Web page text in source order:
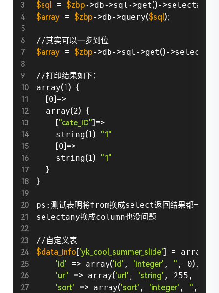
$sql
= $zbp- >db- >sql- >get()- >selectany
$array = $zbp- >db- >query($sql );
$array = $zbp- >db- >sql- >get()- >selectany
//打印结果如下：
array( 1) {
0 =>
  array
(2) {
"cate_ID" =>
    string
( 1)
"1"
0 =>
    string
( 1)
"1"
}
}
ps:测试表明将from换成select返回结果都一样
selectany换成column也没问题
$data_info 'yk_cool_summer_slide' = array
'id'
=> array('id' , 'integer' , '' , 0) ,
'url'
=> array('url' , 'string' , 255,
'sort'
=> array('sort' , 'integer' , '' , 0